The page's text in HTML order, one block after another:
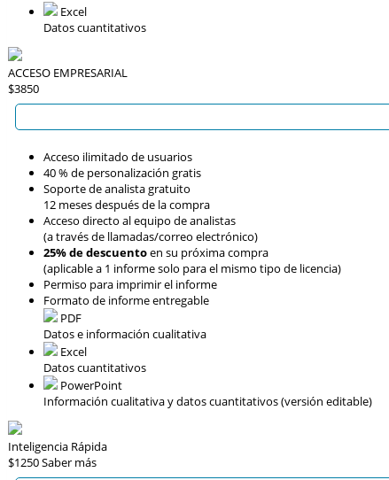
Excel
Datos cuantitativos
ACCESO EMPRESARIAL
$3850
Acceso ilimitado de usuarios
40 % de personalización gratis
Soporte de analista gratuito
12 meses después de la compra
Acceso directo al equipo de analistas
(a través de llamadas/correo electrónico)
25% de descuentoen su próxima compra
(aplicable a 1 informe solo para el mismo tipo de licencia)
Permiso para imprimir el informe
Formato de informe entregable
PDF
Datos e información cualitativa
Excel
Datos cuantitativos
PowerPoint
Información cualitativa y datos cuantitativos (versión editable)
Inteligencia Rápida
$1250Saber más